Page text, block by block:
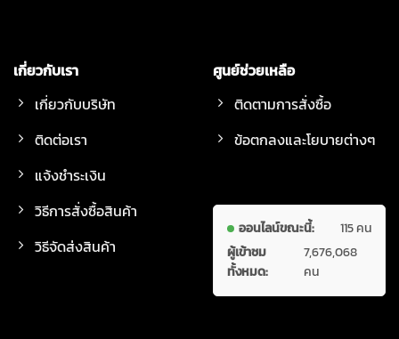
เกี่ยวกับเรา
เกี่ยวกับบริษัท
ติดต่อเรา
แจ้งชำระเงิน
วิธีการสั่งซื้อสินค้า
วิธีจัดส่งสินค้า
ศูนย์ช่วยเหลือ
ติดตามการสั่งซื้อ
ข้อตกลงและโยบายต่างๆ
ออนไลน์ขณะนี้:
115 คน
ผู้เข้าชม
ทั้งหมด:
7,676,068
คน